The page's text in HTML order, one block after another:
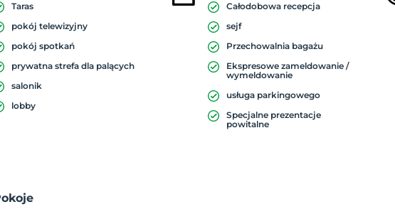
Taras
pokój telewizyjny
pokój spotkań
prywatna strefa dla palących
salonik
lobby
Całodobowa recepcja
sejf
Przechowalnia bagażu
Ekspresowe zameldowanie /
wymeldowanie
usługa parkingowego
Specjalne prezentacje
powitalne